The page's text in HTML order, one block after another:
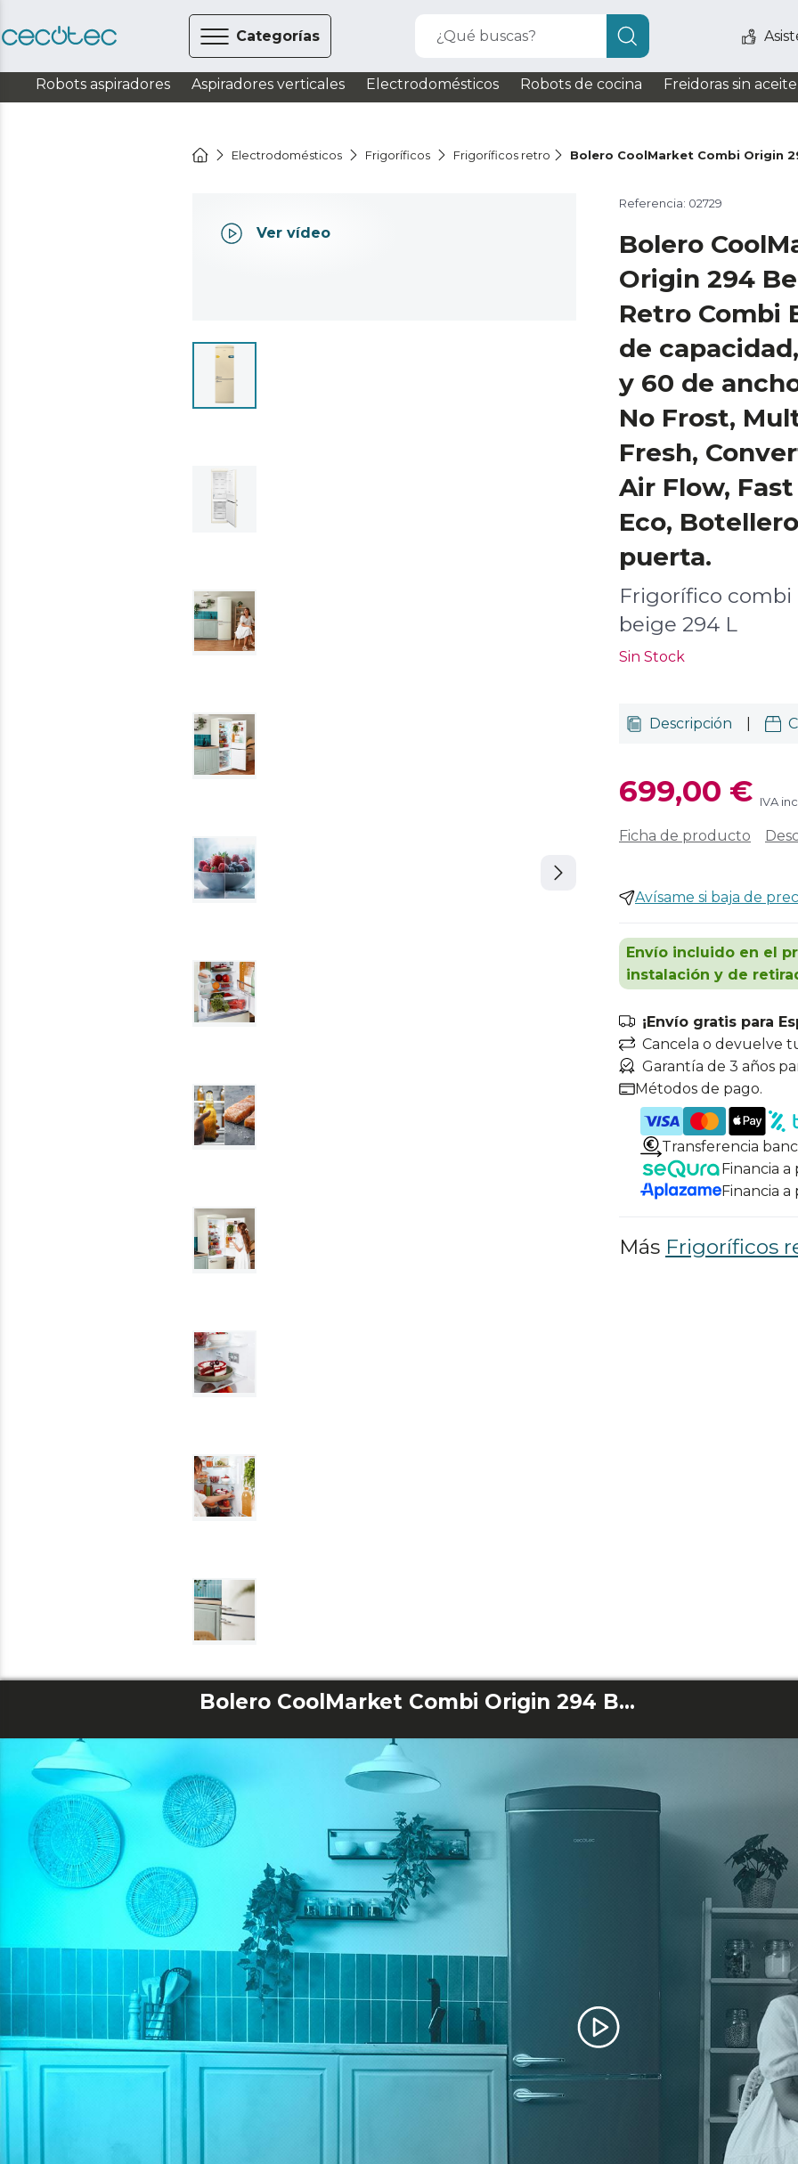
Categorías ¿Qué buscas?
Robots aspiradores Aspiradores verticales Electrodomésticos Robots de cocina Freidoras sin aceite
Electrodomésticos Frigoríficos Frigoríficos retro Bolero CoolMarket Combi Origin
Ver vídeo
Referencia: 02729
Bolero
Origin 294
Retro Combi
de
y 60 de
No Frost,
Fresh,
Air Flow,
Eco,
puerta.
Frigorífico
beige 294 L
Sin Stock
Descripción
699,00 € IVA
Ficha de producto
Avísame si baja de
Envío incluido en el
instalación y de
¡Envío gratis para
Cancela o devuelve
Garantía de 3 años
Métodos de pago.
Transferencia
Financia a
Financia a
Más Frigoríficos
Bolero CoolMarket Combi Origin 294 Beige E